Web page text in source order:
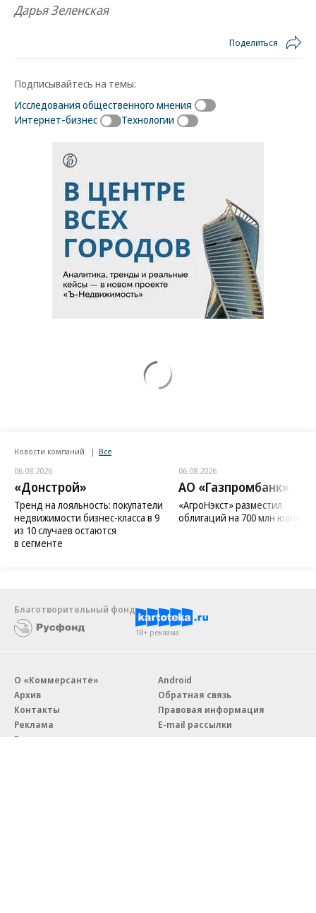
Дарья Зеленская
Поделиться
Подписывайтесь на темы:
Исследования общественного мнения
Интернет-бизнес
Технологии
Новости компаний Все
06.08.2026
«Донстрой»
Тренд на лояльность: покупатели
недвижимости бизнес-класса в 9
из 10 случаев остаются
в сегменте
06.08.2026
АО «Газпромбанк»
«АгроНэкст» разместил
облигаций на 700 млн юаней
Благотворительный фонд
18+ реклама
О «Коммерсанте»
Архив
Контакты
Реклама
Вакансии
Android
Обратная связь
Правовая информация
E-mail рассылки